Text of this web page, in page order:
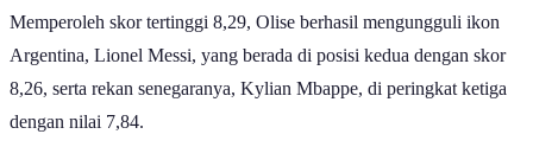
Memperoleh skor tertinggi 8,29, Olise berhasil mengungguli ikon
Argentina, Lionel Messi, yang berada di posisi kedua dengan skor
8,26, serta rekan senegaranya, Kylian Mbappe, di peringkat ketiga
dengan nilai 7,84.